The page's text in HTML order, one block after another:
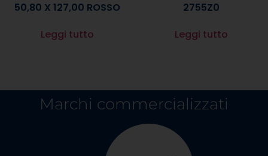
50,80 X 127,00 ROSSO
Leggi tutto
2755Z0
Leggi tutto
Marchi commercializzati